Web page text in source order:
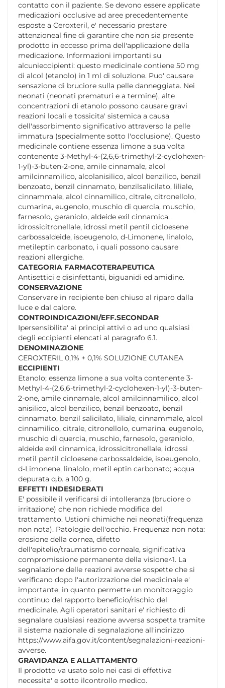
contatto con il paziente. Se devono essere applicate
medicazioni occlusive ad aree precedentemente
esposte a Ceroxteril, e' necessario prestare
attenzioneal fine di garantire che non sia presente
prodotto in eccesso prima dell'applicazione della
medicazione. Informazioni importanti su
alcunieccipienti: questo medicinale contiene 50 mg
di alcol (etanolo) in 1 ml di soluzione. Puo' causare
sensazione di bruciore sulla pelle danneggiata. Nei
neonati (neonati prematuri e a termine), alte
concentrazioni di etanolo possono causare gravi
reazioni locali e tossicita' sistemica a causa
dell'assorbimento significativo attraverso la pelle
immatura (specialmente sotto l'occlusione). Questo
medicinale contiene essenza limone a sua volta
contenente 3-Methyl-4-(2,6,6-trimethyl-2-cyclohexen-
1-yl)-3-buten-2-one, amile cinnamale, alcol
amilcinnamilico, alcolanisilico, alcol benzilico, benzil
benzoato, benzil cinnamato, benzilsalicilato, liliale,
cinnammale, alcol cinnamilico, citrale, citronellolo,
cumarina, eugenolo, muschio di quercia, muschio,
farnesolo, geraniolo, aldeide exil cinnamica,
idrossicitronellale, idrossi metil pentil cicloesene
carbossaldeide, isoeugenolo, d-Limonene, linalolo,
metileptin carbonato, i quali possono causare
reazioni allergiche.
CATEGORIA FARMACOTERAPEUTICA
Antisettici e disinfettanti, biguanidi ed amidine.
CONSERVAZIONE
Conservare in recipiente ben chiuso al riparo dalla
luce e dal calore.
CONTROINDICAZIONI/EFF.SECONDAR
Ipersensibilita' ai principi attivi o ad uno qualsiasi
degli eccipienti elencati al paragrafo 6.1.
DENOMINAZIONE
CEROXTERIL 0,1% + 0,1% SOLUZIONE CUTANEA
ECCIPIENTI
Etanolo; essenza limone a sua volta contenente 3-
Methyl-4-(2,6,6-trimethyl-2-cyclohexen-1-yl)-3-buten-
2-one, amile cinnamale, alcol amilcinnamilico, alcol
anisilico, alcol benzilico, benzil benzoato, benzil
cinnamato, benzil salicilato, liliale, cinnammale, alcol
cinnamilico, citrale, citronellolo, cumarina, eugenolo,
muschio di quercia, muschio, farnesolo, geraniolo,
aldeide exil cinnamica, idrossicitronellale, idrossi
metil pentil cicloesene carbossaldeide, isoeugenolo,
d-Limonene, linalolo, metil eptin carbonato; acqua
depurata q.b. a 100 g.
EFFETTI INDESIDERATI
E' possibile il verificarsi di intolleranza (bruciore o
irritazione) che non richiede modifica del
trattamento. Ustioni chimiche nei neonati(frequenza
non nota). Patologie dell'occhio. Frequenza non nota:
erosione della cornea, difetto
dell'epitelio/traumatismo corneale, significativa
compromissione permanente della visione^1. La
segnalazione delle reazioni avverse sospette che si
verificano dopo l'autorizzazione del medicinale e'
importante, in quanto permette un monitoraggio
continuo del rapporto beneficio/rischio del
medicinale. Agli operatori sanitari e' richiesto di
segnalare qualsiasi reazione avversa sospetta tramite
il sistema nazionale di segnalazione all'indirizzo
https://www.aifa.gov.it/content/segnalazioni-reazioni-
avverse.
GRAVIDANZA E ALLATTAMENTO
Il prodotto va usato solo nei casi di effettiva
necessita' e sotto ilcontrollo medico.